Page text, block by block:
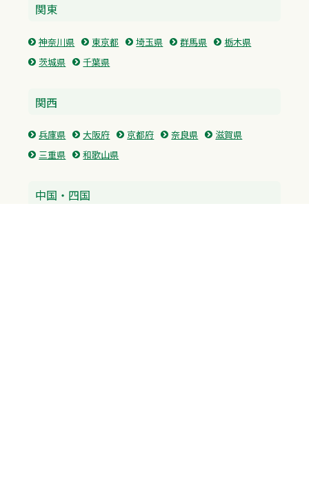
関東
神奈川県 東京都 埼玉県 群馬県
栃木県
茨城県
千葉県
関西
兵庫県 大阪府 京都府 奈良県
滋賀県
三重県
和歌山県
中国・四国